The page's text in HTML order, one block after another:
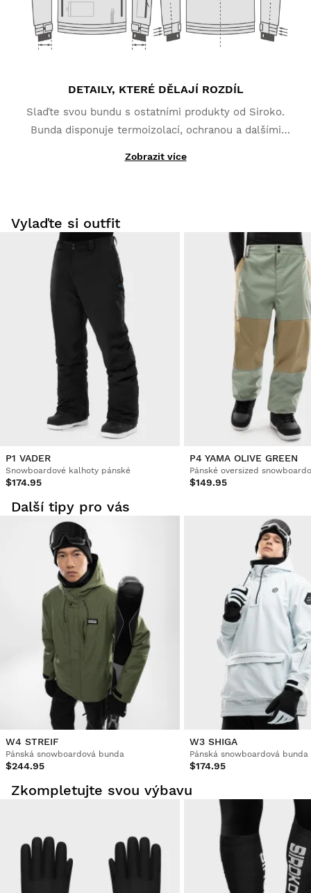
2 osoby Shledala(y) toto hodnocení užitečné
Bylo toto hodnocení užitečná? Ano Nahlásit Sdílet před 3 roky
2 3 4 5 6 ... 30
DETAILY, KTERÉ DĚLAJÍ ROZDÍL
Slaďte svou bundu s ostatními produkty od Siroko.
Bunda disponuje termoizolací, ochranou a dalšími
Zobrazit více
Vylaďte si outfit
P1 VADER
Snowboardové kalhoty pánské
$174.95
P4 YAMA OLIVE GREEN
Pánské oversized
$149.95
Další tipy pro vás
W4 STREIF
Pánská snowboardová bunda
$244.95
W3 SHIGA
Pánská snowboardová bunda
$174.95
Zkompletujte svou výbavu